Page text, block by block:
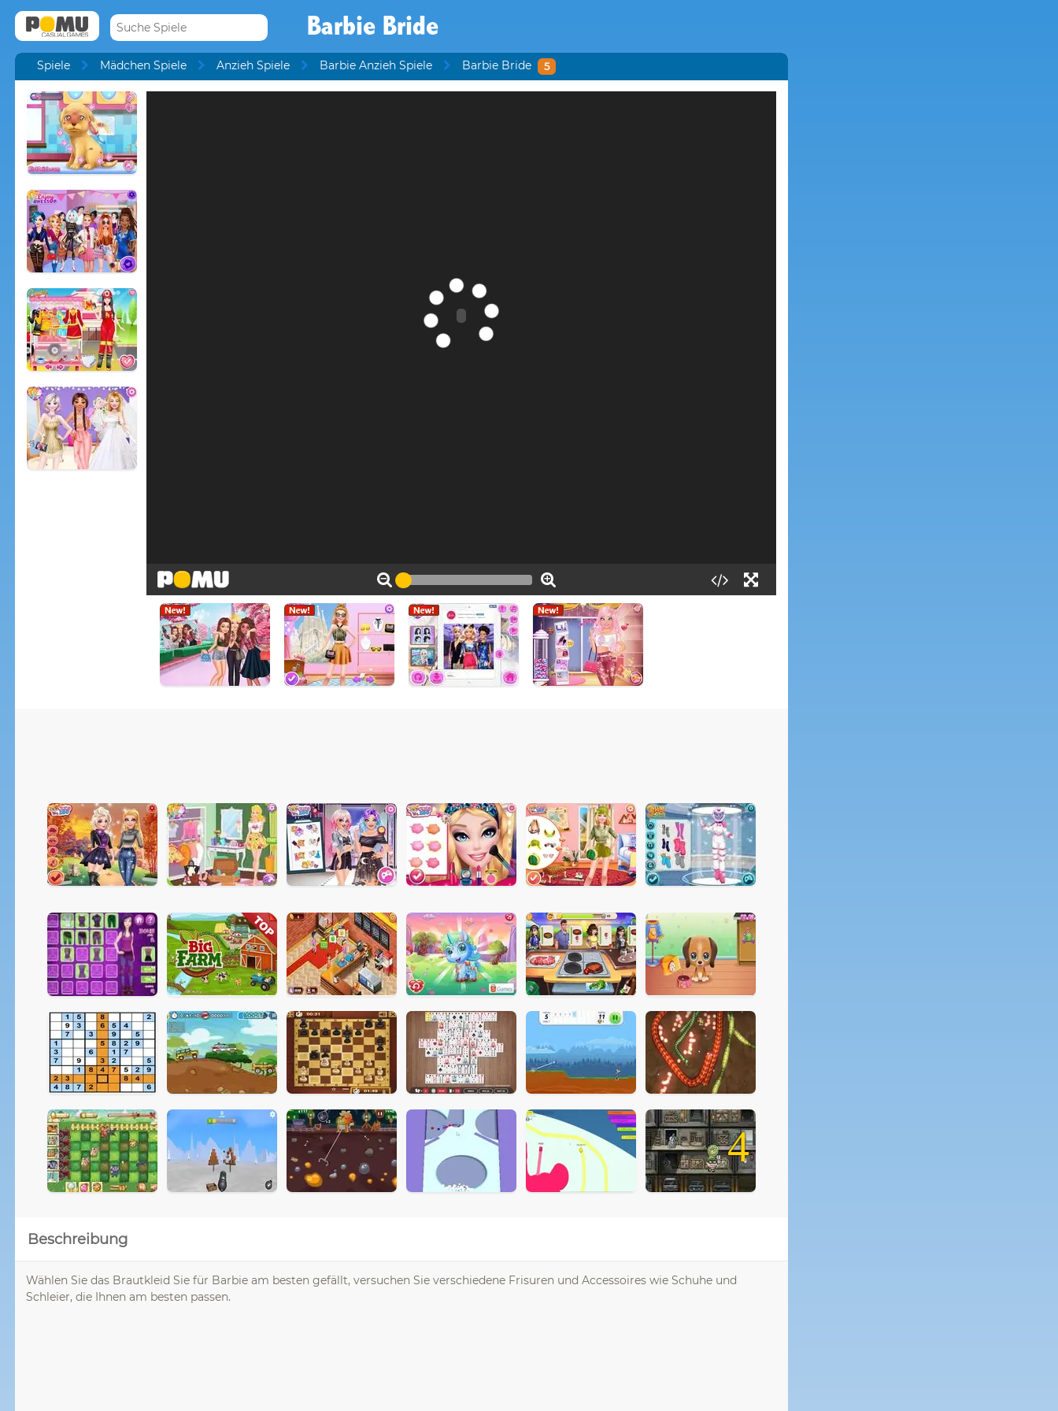
Barbie Bride
Spiele Mädchen Spiele Anzieh Spiele Barbie Anzieh Spiele Barbie Bride 5
4
Beschreibung
Wählen Sie das Brautkleid Sie für Barbie am besten gefällt, versuchen Sie verschiedene Frisuren und Accessoires wie Schuhe und
Schleier, die Ihnen am besten passen.